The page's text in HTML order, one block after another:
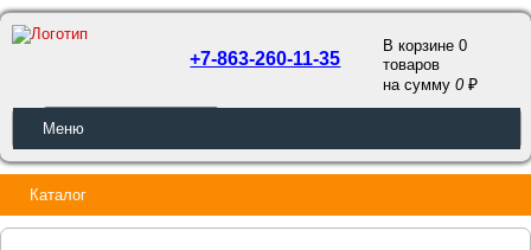
ОБРАТНЫЙ ЗВОНОК
+7-863-260-11-35
В корзине 0
товаров
на сумму0
Меню
Каталог